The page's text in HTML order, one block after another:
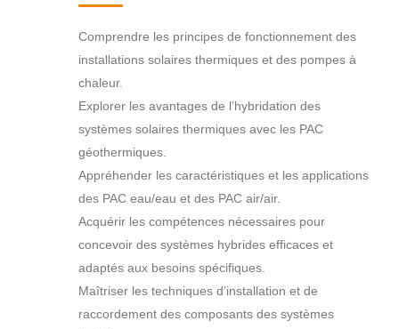
Comprendre les principes de fonctionnement des
installations solaires thermiques et des pompes à
chaleur.
Explorer les avantages de l’hybridation des
systèmes solaires thermiques avec les PAC
géothermiques.
Appréhender les caractéristiques et les applications
des PAC eau/eau et des PAC air/air.
Acquérir les compétences nécessaires pour
concevoir des systèmes hybrides efficaces et
adaptés aux besoins spécifiques.
Maîtriser les techniques d’installation et de
raccordement des composants des systèmes